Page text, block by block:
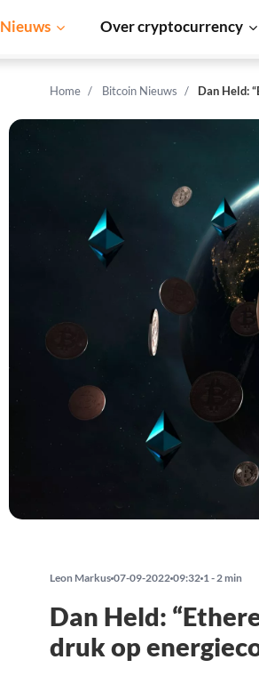
Nieuws Over cryptocurrency
Home Bitcoin Nieuws Dan Held:
Leon Markus 07-09-2022 09:32 1 - 2 min
Dan Held:
druk op